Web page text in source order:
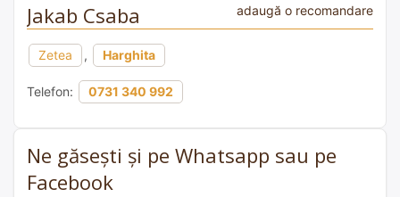
Jakab Csaba adaugă o recomandare
Zetea , Harghita
Telefon: 0731 340 992
Ne găsești și pe Whatsapp sau pe
Facebook